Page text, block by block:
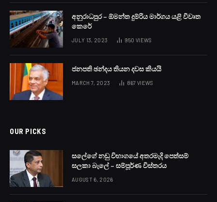
වලාකුළු පිරි අහසක් පවතින බවත්, බස්නාහිර, සබරගමුව,
මධ්‍යම සහ උතුරු පළාත්වලත් ගාල්ල, මාතර සහ ත්‍රිකුණාමලය
දිස්ත්‍රික්කවලත් වැසි වාර කිහිපයක් ඇති වන බවත්
කාලගුණවිද්‍යා දෙපාර්තමේන්තුව පවසනවා.